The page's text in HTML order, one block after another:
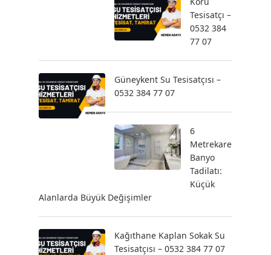
Tesisatçı –
0532 384
77 07
Güneykent Su Tesisatçısı –
0532 384 77 07
6
Metrekare
Banyo
Tadilatı:
Küçük
Alanlarda Büyük Değişimler
Kağıthane Kaplan Sokak Su
Tesisatçısı – 0532 384 77 07